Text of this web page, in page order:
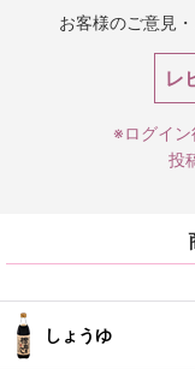
お客様のご意見
レ
※ログイン
投
しょうゆ